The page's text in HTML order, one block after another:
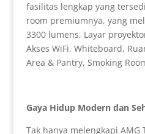
fasilitas lengkap yang
room premiumnya, yang
3300 lumens, Layar
Akses WiFi, Whiteboard,
Area & Pantry, Smoking
Gaya Hidup Modern dan
Tak hanya melengkapi